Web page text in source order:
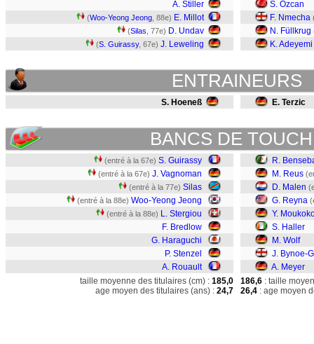
A. Stiller
(Woo-Yeong Jeong , 88e) E. Millot
(Silas , 77e) D. Undav
(S. Guirassy, 67e) J. Leweling
S. Özcan
F. Nmecha
N. Füllkrug
K. Adeyemi
ENTRAINEURS
S. Hoeneß E. Terzic
BANCS DE
(entré à la 67e) S. Guirassy
(entré à la 67e) J. Vagnoman
(entré à la 77e) Silas
(entré à la 88e) Woo-Yeong Jeong
(entré à la 88e) L. Stergiou
F. Bredlow
G. Haraguchi
P. Stenzel
A. Rouault
R.
M. Reus
D. Malen
G. Reyna
Y.
S. Haller
M. Wolf
J. Bynoe-
A. Meyer
taille moyenne des titulaires (cm) : 185,0
age moyen des titulaires (ans) : 24,7
186,6 : taille
26,4 : age moyen